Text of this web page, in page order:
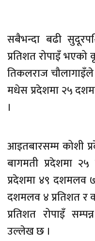
सबैभन्दा बढी
प्रतिशत रोपाइँ
तिकलराज
मधेस प्रदेशमा २५
।
आइतबारसम्म कोशी
बागमती प्रदेशमा
प्रदेशमा ४९ दशमलव ७
दशमलव ४ प्रतिशत र
प्रतिशत रोपाइँ
उल्लेख छ ।